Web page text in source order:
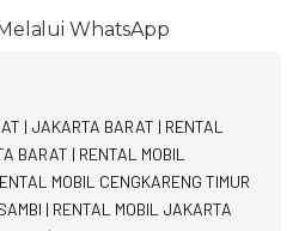
WhatsApp
| JAKARTA BARAT | RENTAL
BARAT | RENTAL MOBIL
MOBIL CENGKARENG TIMUR
| RENTAL MOBIL JAKARTA